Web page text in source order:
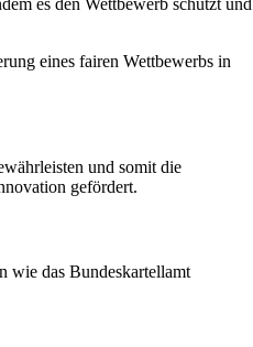
es den Wettbewerb schützt und
eines fairen Wettbewerbs in
und somit die
gefördert.
wie das Bundeskartellamt